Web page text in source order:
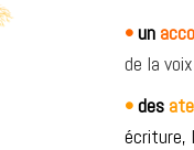
•un
de la
•des
écriture,